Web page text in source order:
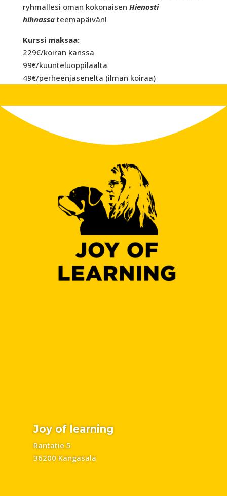
ryhmällesi oman kokonaisen Hienosti
hihnassateemapäivän!
Kurssi maksaa:
229€/koiran kanssa
99€/kuunteluoppilaalta
49€/perheenjäseneltä (ilman koiraa)
Joy of learning
Rantatie 5
36200 Kangasala